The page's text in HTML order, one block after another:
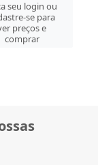
seu login ou
se para
preços e
comprar